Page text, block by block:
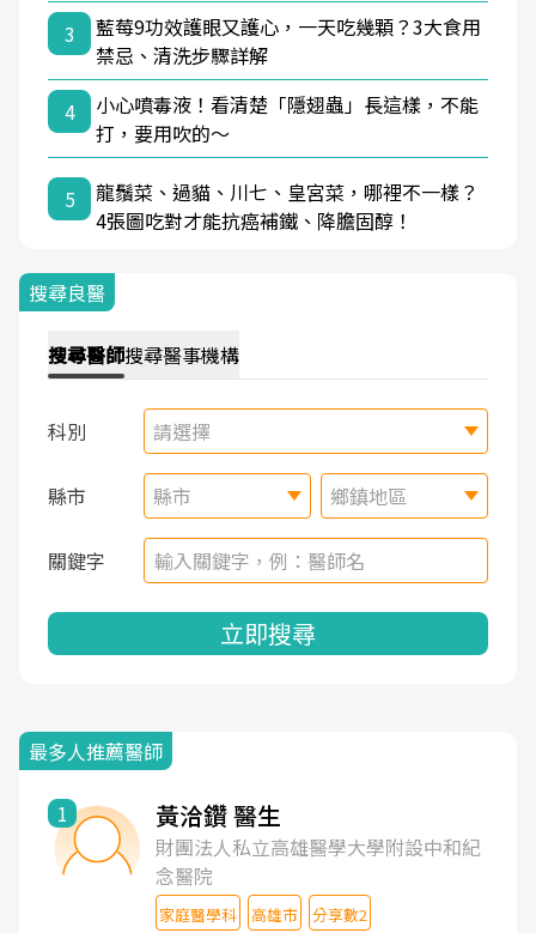
3
藍莓9功效護眼又護心，一天吃幾顆？3大食用
禁忌、清洗步驟詳解
4
小心噴毒液！看清楚「隱翅蟲」長這樣，不能
打，要用吹的～
5
龍鬚菜、過貓、川七、皇宮菜，哪裡不一樣？
4張圖吃對才能抗癌補鐵、降膽固醇！
搜尋良醫
搜尋醫師搜尋醫事機構
科別 請選擇
縣市 縣市 鄉鎮地區
關鍵字
立即搜尋
最多人推薦醫師
1 黃洽鑽 醫生
財團法人私立高雄醫學大學附設中和紀
念醫院
家庭醫學科 高雄市 分享數2